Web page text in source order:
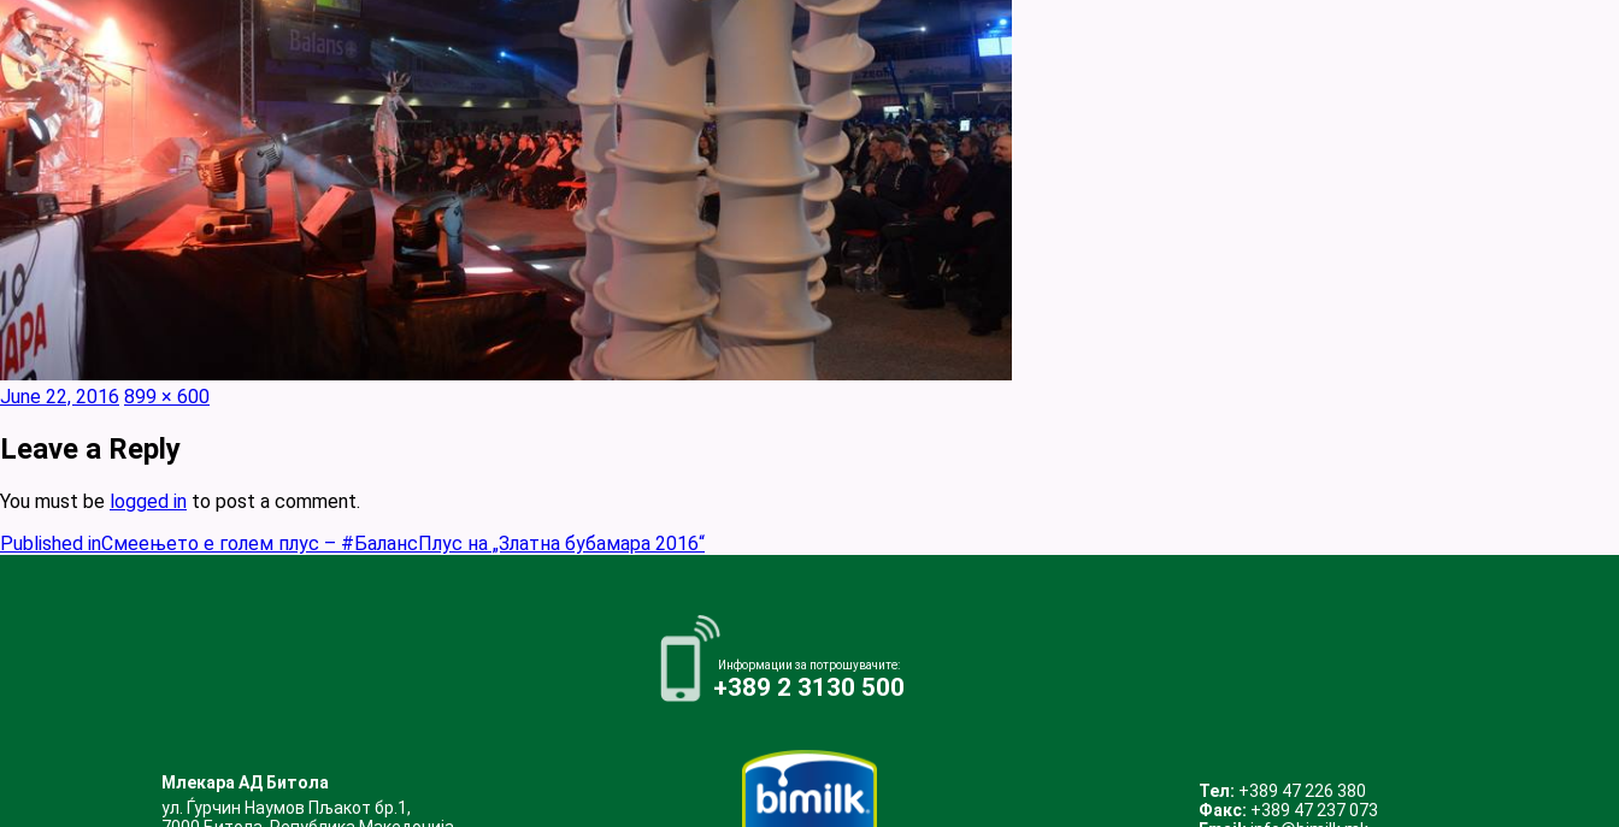
Posted
June 22, 2016 Full
899 × 600
Leave a Reply
You must be logged in to post a comment.
Published inСмеењето е голем плус – #БалансПлус на „Златна бубамара 2016“
Информации за потрошувачите:
+389 2 3130 500
Млекара АД Битола
ул. Ѓурчин Наумов Пљакот бр.1,
Тел: +389 47 226 380
Факс: +389 47 237 073